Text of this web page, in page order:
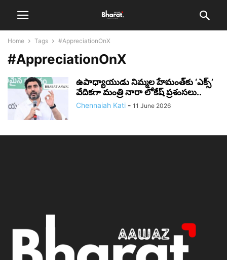
Home Tags #AppreciationOnX
#AppreciationOnX
ఉపాధ్యాయుడు నిమ్మల హేమంత్‌కు ‘ఎక్స్’
వేదికగా మంత్రి నారా లోకేష్ ప్రశంసలు..
Chennaiah Kati - 11 June 2026